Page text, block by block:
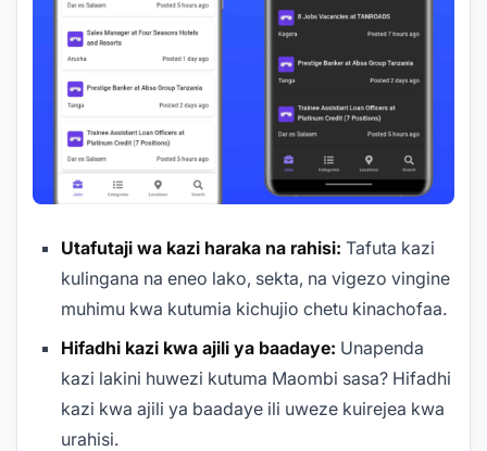
Utafutaji wa kazi haraka na rahisi: Tafuta kazi
kulingana na eneo lako, sekta, na vigezo vingine
muhimu kwa kutumia kichujio chetu kinachofaa.
Hifadhi kazi kwa ajili ya baadaye: Unapenda
kazi lakini huwezi kutuma Maombi sasa? Hifadhi
kazi kwa ajili ya baadaye ili uweze kuirejea kwa
urahisi.